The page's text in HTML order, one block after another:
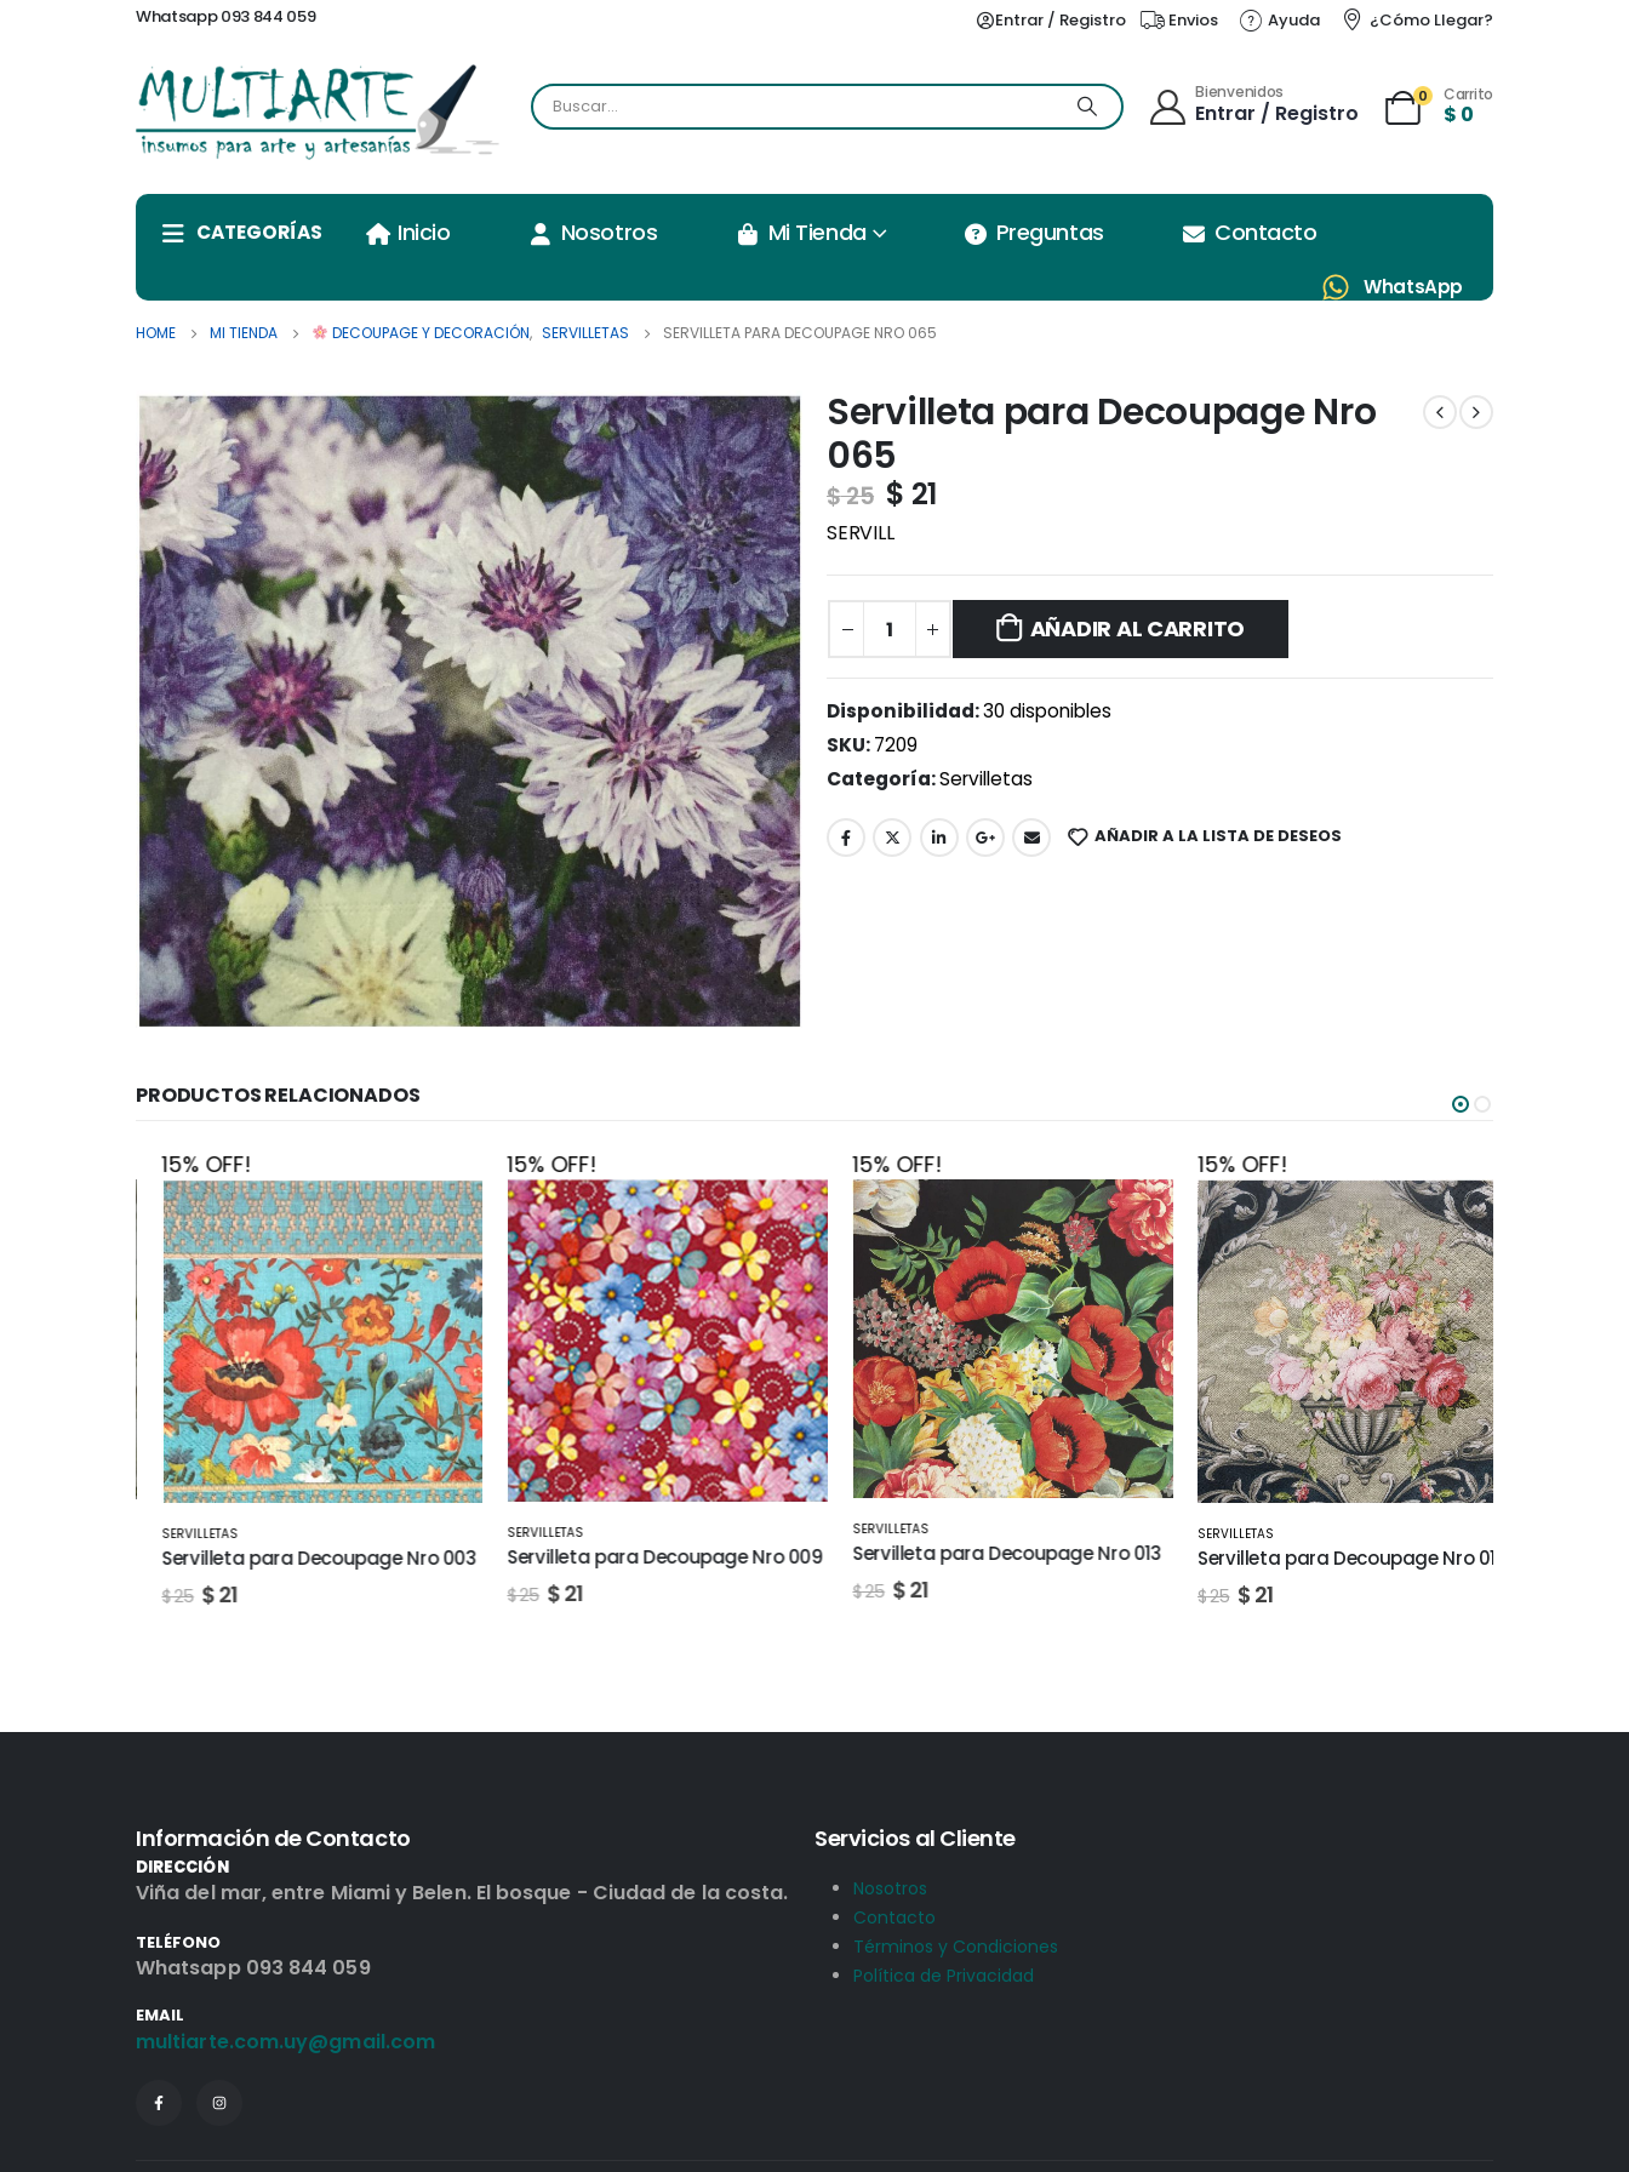
Whatsapp 093 844 059 Entrar / Registro Envios Ayuda ¿Cómo Llegar?
Bienvenidos
Entrar / Registro
0 Carrito
$ 0
CATEGORÍAS Inicio Nosotros Mi Tienda Preguntas Contacto
WhatsApp
HOME MI TIENDA DECOUPAGE Y DECORACIÓN, SERVILLETAS SERVILLETA PARA DECOUPAGE NRO 065
Servilleta para Decoupage Nro
065
$25 $ 21
SERVILL
AÑADIR AL CARRITO
Disponibilidad:30 disponibles
SKU:7209
Categoría:Servilletas
AÑADIR A LA LISTA DE DESEOS
PRODUCTOS RELACIONADOS
15% OFF!
SERVILLETAS
Servilleta para Decoupage Nro 003
25 $21
15% OFF!
SERVILLETAS
Servilleta para Decoupage Nro 009
25 $21
15% OFF!
SERVILLETAS
Servilleta para Decoupage Nro 013
25 $21
15% OFF!
SERVILLETAS
Servilleta para Decoupage Nro 016
25 $21
Información de Contacto
DIRECCIÓN
Viña del mar, entre Miami y Belen. El bosque - Ciudad de la costa.
TELÉFONO
Whatsapp 093 844 059
EMAIL
multiarte.com.uy@gmail.com
Servicios al Cliente
Nosotros
Contacto
Términos y Condiciones
Política de Privacidad